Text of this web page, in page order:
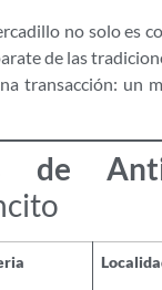
no solo es
de las
transacción: un
de